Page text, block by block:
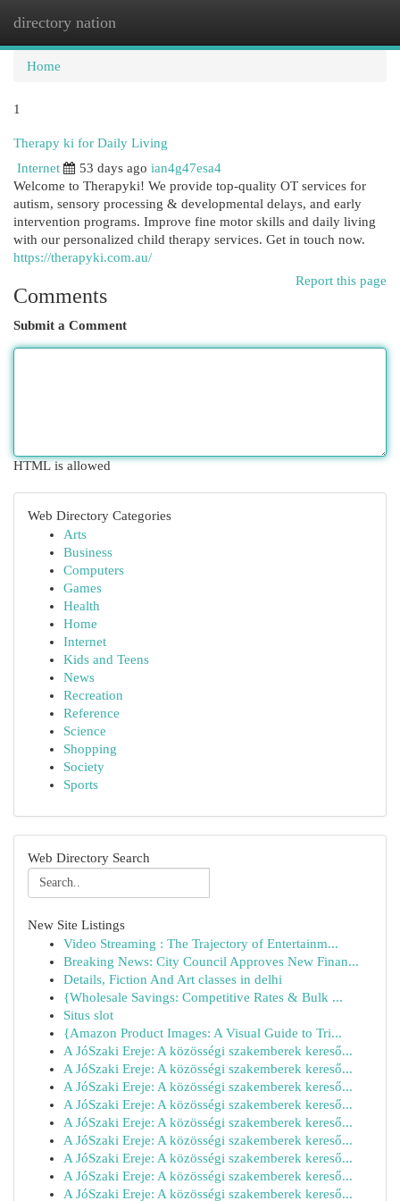
directory nation
Home
1
Therapy ki for Daily Living
Internet
53 days ago ian4g47esa4
Welcome to Therapyki! We provide top-quality OT services for
autism, sensory processing & developmental delays, and early
intervention programs. Improve fine motor skills and daily living
with our personalized child therapy services. Get in touch now.
https://therapyki.com.au/
Report this page
Comments
Submit a Comment
HTML is allowed
Web Directory Categories
Arts
Business
Computers
Games
Health
Home
Internet
Kids and Teens
News
Recreation
Reference
Science
Shopping
Society
Sports
Web Directory Search
New Site Listings
Video Streaming : The Trajectory of Entertainm...
Breaking News: City Council Approves New Finan...
Details, Fiction And Art classes in delhi
{Wholesale Savings: Competitive Rates & Bulk ...
Situs slot
{Amazon Product Images: A Visual Guide to Tri...
A JóSzaki Ereje: A közösségi szakemberek kereső...
A JóSzaki Ereje: A közösségi szakemberek kereső...
A JóSzaki Ereje: A közösségi szakemberek kereső...
A JóSzaki Ereje: A közösségi szakemberek kereső...
A JóSzaki Ereje: A közösségi szakemberek kereső...
A JóSzaki Ereje: A közösségi szakemberek kereső...
A JóSzaki Ereje: A közösségi szakemberek kereső...
A JóSzaki Ereje: A közösségi szakemberek kereső...
A JóSzaki Ereje: A közösségi szakemberek kereső...